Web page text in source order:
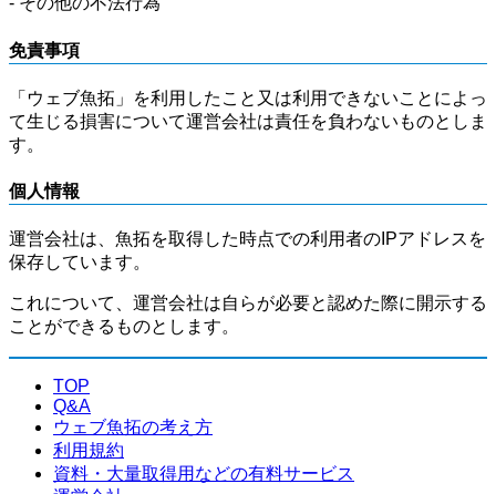
免責事項
「ウェブ魚拓」を利用したこと又は利用できないことによっ
て生じる損害について運営会社は責任を負わないものとしま
す。
個人情報
運営会社は、魚拓を取得した時点での利用者のIPアドレスを
保存しています。
これについて、運営会社は自らが必要と認めた際に開示する
ことができるものとします。
TOP
Q&A
ウェブ魚拓の考え方
利用規約
資料・大量取得用などの有料サービス